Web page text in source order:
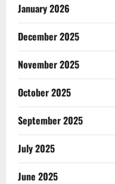
January 2026
December 2025
November 2025
October 2025
September 2025
July 2025
June 2025